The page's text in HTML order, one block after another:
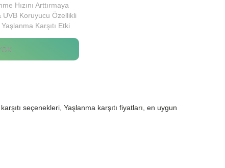
Hızını Arttırmaya
UVB Koruyucu Özellikli
Karşıtı Etki
seçenekleri, Yaşlanma karşıtı fiyatları, en uygun